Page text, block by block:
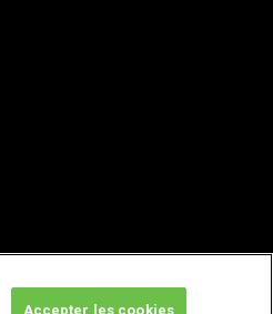
Accepter les cookies